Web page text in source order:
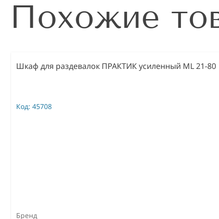
Похожие
Шкаф для раздевалок ПРАКТИК усиленный ML 21-80
Код: 45708
Бренд